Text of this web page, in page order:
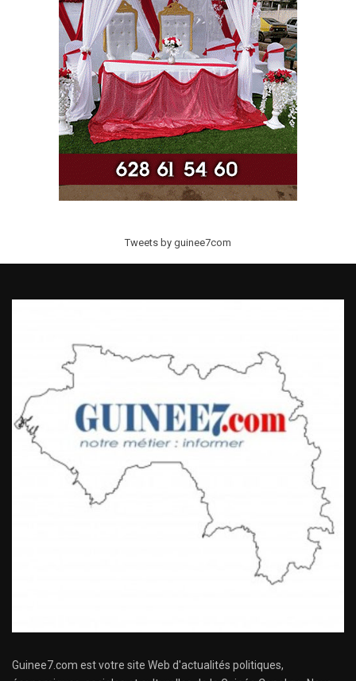
Tweets by guinee7com
Guinee7.com est votre site Web d'actualités politiques,